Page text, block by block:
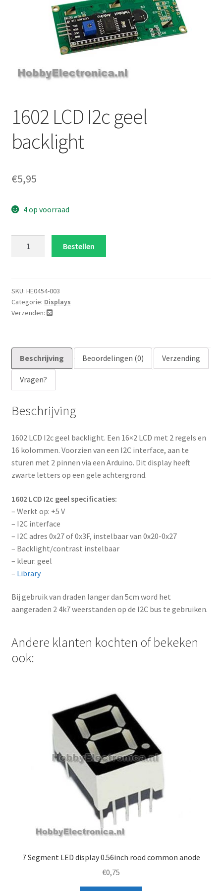
1602 LCD I2c geel
backlight
€5,95
4 op voorraad
backlight
aantal
Bestellen
SKU: HE0454-003
Categorie: Displays
Verzenden:
Beschrijving Beoordelingen (0) Verzending
Vragen?
Beschrijving
1602 LCD I2c geel backlight. Een 16×2 LCD met 2 regels en
16 kolommen. Voorzien van een I2C interface, aan te
sturen met 2 pinnen via een Arduino. Dit display heeft
zwarte letters op een gele achtergrond.
1602 LCD I2c geel specificaties:
– Werkt op: +5 V
– I2C interface
– I2C adres 0x27 of 0x3F, instelbaar van 0x20-0x27
– Backlight/contrast instelbaar
– kleur: geel
– Library
Bij gebruik van draden langer dan 5cm word het
aangeraden 2 4k7 weerstanden op de I2C bus te gebruiken.
Andere klanten kochten of bekeken
ook:
7 Segment LED display 0.56inch rood common anode
€0,75